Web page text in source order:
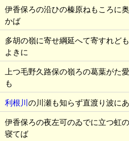
伊香保ろの沿ひの榛原ねもころに
かば
多胡の嶺に寄せ綱延へて寄すれど
よきに
上つ毛野久路保の嶺ろの葛葉がた
も
利根川 の川瀬も知らず直渡り波に
伊香保ろの夜左可のゐでに立つ虹
寝てば